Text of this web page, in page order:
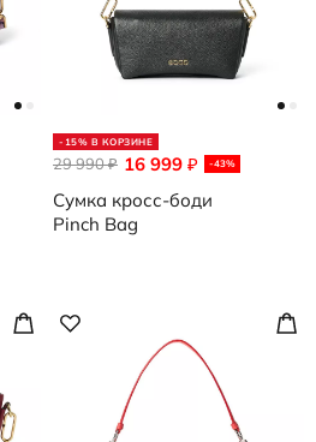
-15% В КОРЗИНЕ
16 999 ₽ -43%
29 990₽
Сумка кросс-боди
Pinch Bag